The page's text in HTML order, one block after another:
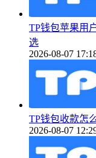
TP钱包苹果用
选
2026-08-07
TP钱包收款怎
2026-08-07